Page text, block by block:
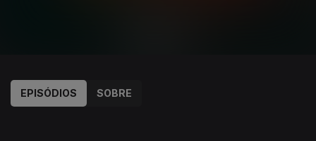
EPISÓDIOS SOBRE